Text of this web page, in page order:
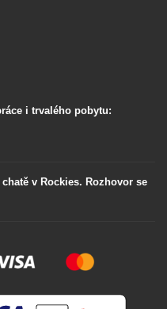
i trvalého pobytu:
v Rockies. Rozhovor se